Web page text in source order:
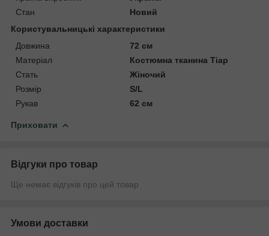
Стан
Новий
Користувальницькі характеристики
Довжина
72 см
Матеріал
Костюмна тканина Тіар
Стать
Жіночий
Розмір
S/L
Рукав
62 см
Приховати
Відгуки про товар
Ще немає відгуків про цей товар
Умови доставки